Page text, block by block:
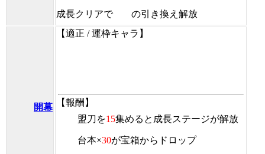
成長クリアで
の引き換え解放
開幕
【適正 / 運枠キャラ】
【報酬】
盟刀 を15集めると成長ステージが解放
台本×30が宝箱からドロップ